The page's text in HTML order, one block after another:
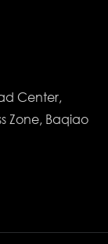
Center,
Zone, Baqiao